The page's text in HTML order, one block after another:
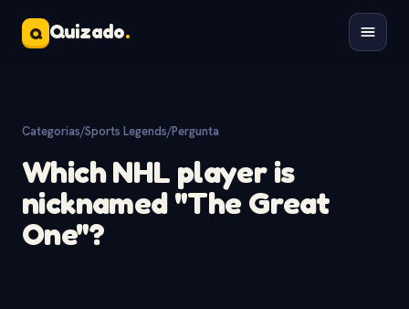
Q Quizado.
Categorias/Sports Legends/Pergunta
Which NHL player is
nicknamed "The Great
One"?